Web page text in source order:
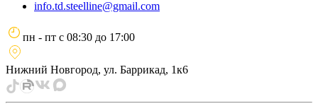
info.td.steelline@gmail.com
пн - пт с 08:30 до 17:00
Нижний Новгород, ул. Баррикад, 1к6